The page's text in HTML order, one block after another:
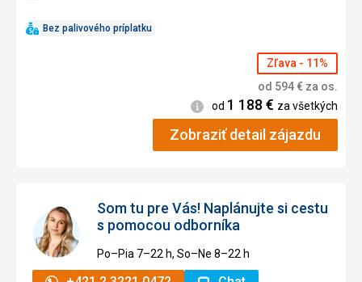
Bez palivového príplatku
Zľava - 11%
od 594€ za os.
Informácie
od 1 188 € za všetkých
Zobraziť detail zájazdu
Som tu pre Vás! Naplánujte si cestu
s pomocou odborníka
Po–Pia 7–⁠⁠⁠⁠⁠⁠22 h, So–Ne 8–⁠⁠⁠⁠⁠⁠22 h